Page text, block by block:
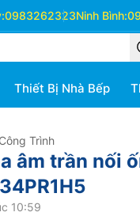
0983262323Ninh Bình:
Thiết Bị Nhà Bếp
Trình
âm trần nối
10:59